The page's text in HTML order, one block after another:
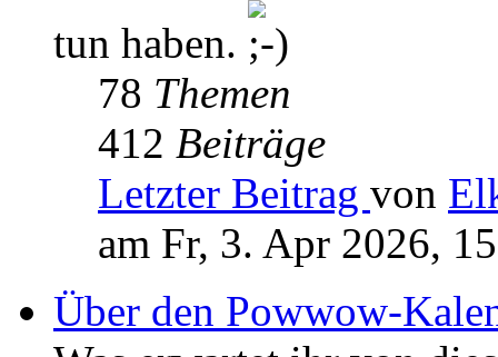
tun haben.
78 Themen
412 Beiträge
Letzter Beitrag von
am Fr, 3. Apr 2026,
Über den Powwow-